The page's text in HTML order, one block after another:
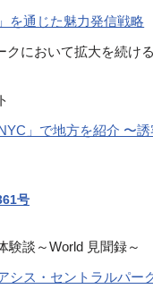
を通じた魅力発信戦略
クにおいて拡大を続ける
」で地方を紹介 〜
号
験談～World 見聞録～
シス・セントラルパー